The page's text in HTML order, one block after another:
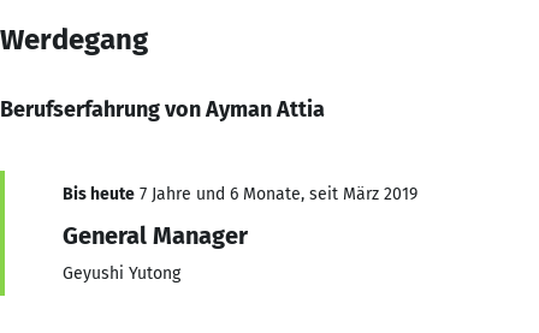
Werdegang
Berufserfahrung von Ayman Attia
Bis heute 7 Jahre und 6 Monate, seit März 2019
General Manager
Geyushi Yutong